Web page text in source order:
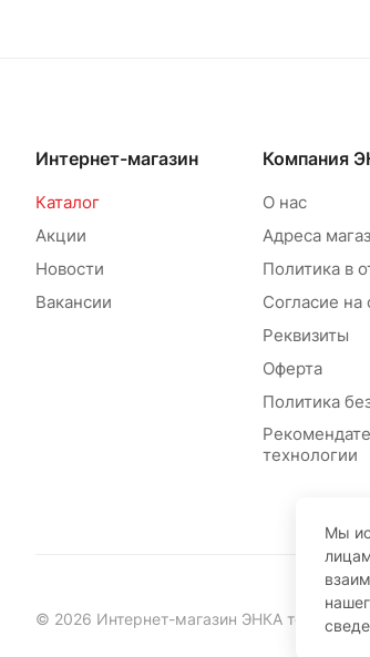
Интернет-магазин
Каталог
Акции
Новости
Вакансии
Компания
О нас
Адреса
Политика в
Согласие на
Реквизиты
Оферта
Политика
технологии
© 2026 Интернет-магазин ЭНКА техника
Мы